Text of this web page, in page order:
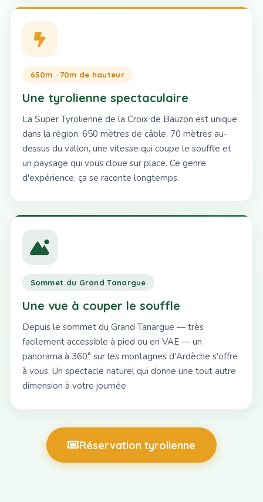
650m · 70m de hauteur
Une tyrolienne spectaculaire
La Super Tyrolienne de la Croix de Bauzon est unique
dans la région. 650 mètres de câble, 70 mètres au-
dessus du vallon, une vitesse qui coupe le souffle et
un paysage qui vous cloue sur place. Ce genre
d'expérience, ça se raconte longtemps.
Sommet du Grand Tanargue
Une vue à couper le souffle
Depuis le sommet du Grand Tanargue — très
facilement accessible à pied ou en VAE — un
panorama à 360° sur les montagnes d'Ardèche s'offre
à vous. Un spectacle naturel qui donne une tout autre
dimension à votre journée.
Réservation tyrolienne